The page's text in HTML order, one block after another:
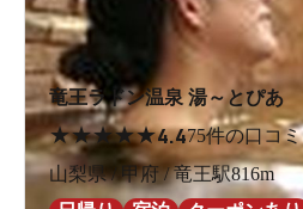
竜王ラドン温泉 湯～とぴあ
★★★★★4.475件の口コミ
山梨県 / 甲府 / 竜王駅816m